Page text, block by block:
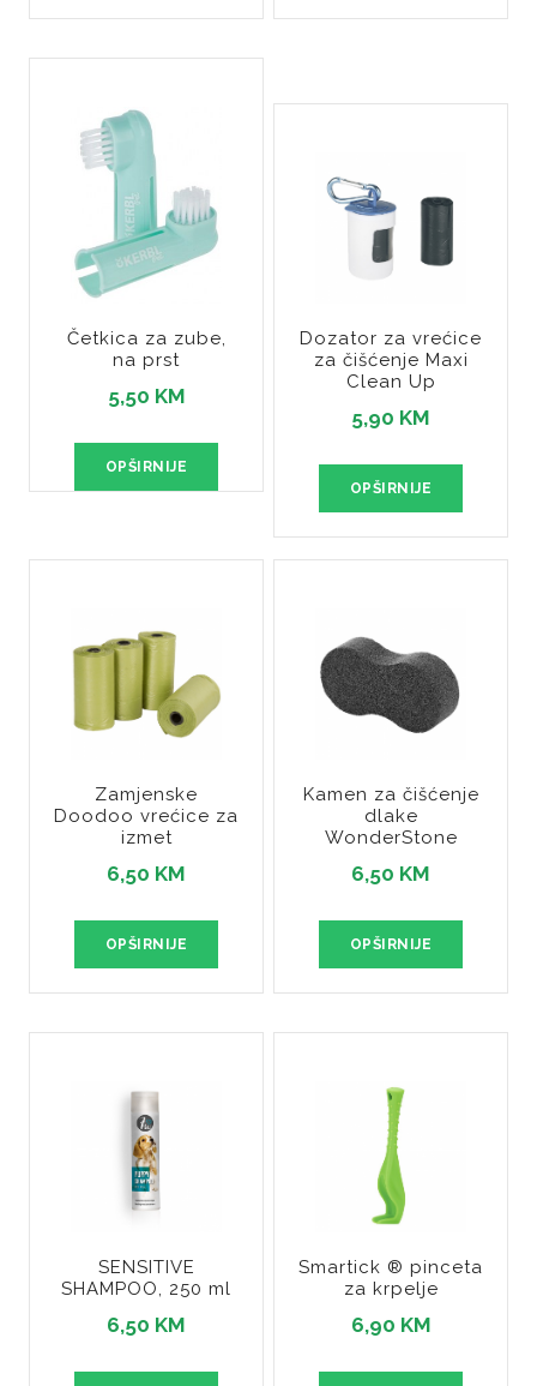
Četkica za zube,
na prst
5,50 KM
OPŠIRNIJE
Dozator za vrećice
za čišćenje Maxi
Clean Up
5,90 KM
OPŠIRNIJE
Zamjenske
Doodoo vrećice za
izmet
6,50 KM
OPŠIRNIJE
Kamen za čišćenje
dlake
WonderStone
6,50 KM
OPŠIRNIJE
SENSITIVE
SHAMPOO, 250 ml
6,50 KM
Smartick ® pinceta
za krpelje
6,90 KM